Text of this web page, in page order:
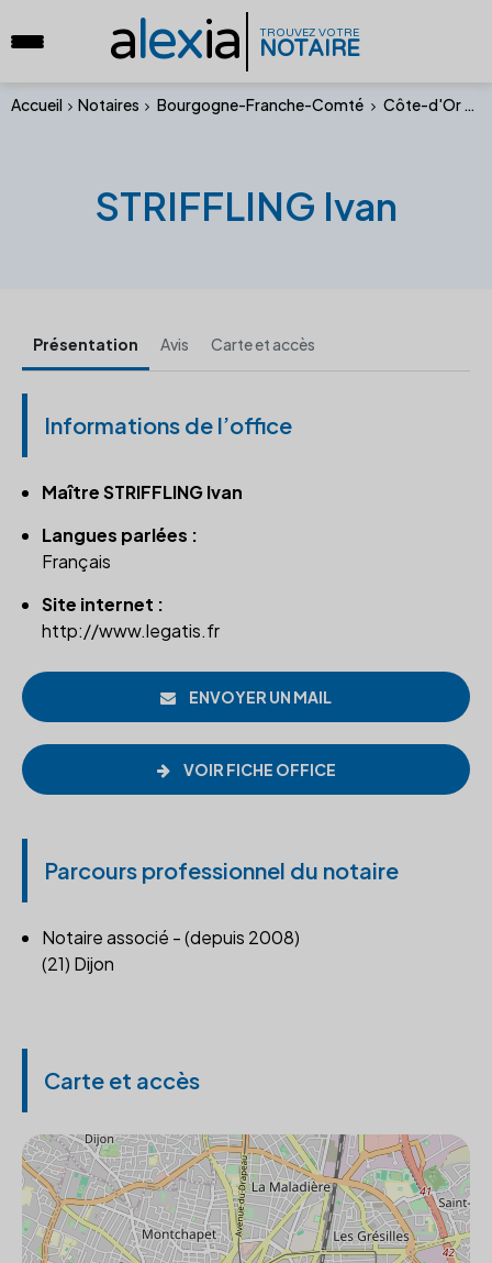
alexia TROUVEZ VOTRE
NOTAIRE
Accueil Notaires Bourgogne-Franche-Comté Côte-d'Or
STRIFFLING Ivan
Présentation Avis Carte et accès
Informations de l’office
Maître STRIFFLING Ivan
Langues parlées :
Français
Site internet :
http://www.legatis.fr
ENVOYER UN MAIL
VOIR FICHE OFFICE
Parcours professionnel du notaire
Notaire associé - (depuis 2008)
(21) Dijon
Carte et accès